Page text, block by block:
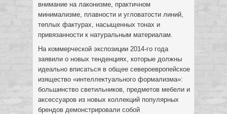
внимание на лаконизме, практичном
минимализме, плавности и угловатости линий,
теплых фактурах, насыщенных тонах и
привязанности к натуральным материалам.
На коммерческой экспозиции 2014-го года
заявили о новых тенденциях, которые должны
идеально вписаться в общее североевропейское
изящество «интеллектуального формализма»:
большинство светильников, предметов мебели и
аксессуаров из новых коллекций популярных
брендов демонстрировали собой